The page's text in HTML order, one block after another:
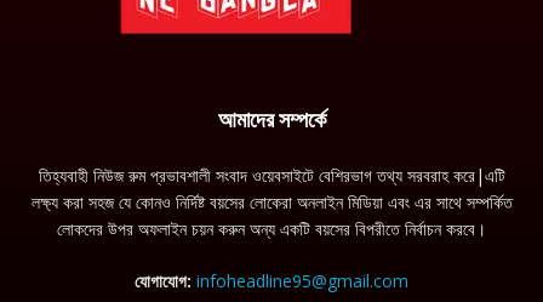
আমাদের সম্পর্কে
তিহ্যবাহী নিউজ রুম প্রভাবশালী সংবাদ ওয়েবসাইটে বেশিরভাগ তথ্য সরবরাহ করে|এটি
লক্ষ্য করা সহজ যে কোনও নির্দিষ্ট বয়সের লোকেরা অনলাইন মিডিয়া এবং এর সাথে সম্পর্কিত
লোকদের উপর অফলাইন চয়ন করুন অন্য একটি বয়সের বিপরীতে নির্বাচন করবে।
যোগাযোগ: infoheadline95@gmail.com